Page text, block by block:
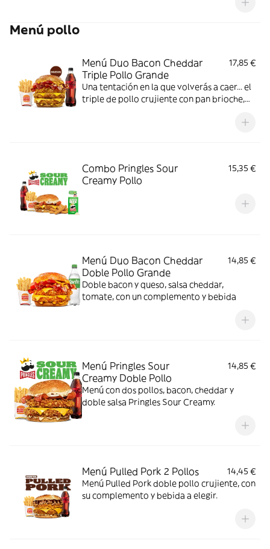
Menú pollo
Menú Duo Bacon Cheddar
Triple Pollo Grande
17,85 €
Una tentación en la que volverás a caer... el
triple de pollo crujiente con pan brioche,
crujientes lonchas de bacon, cebolla frita y
Combo Pringles Sour
Creamy Pollo
15,35 €
Menú Duo Bacon Cheddar
Doble Pollo Grande
14,85 €
Doble bacon y queso, salsa cheddar,
tomate, con un complemento y bebida
Menú Pringles Sour
Creamy Doble Pollo
14,85 €
Menú con dos pollos, bacon, cheddar y
doble salsa Pringles Sour Creamy.
Menú Pulled Pork 2 Pollos
14,45 €
Menú Pulled Pork doble pollo crujiente, con
su complemento y bebida a elegir.